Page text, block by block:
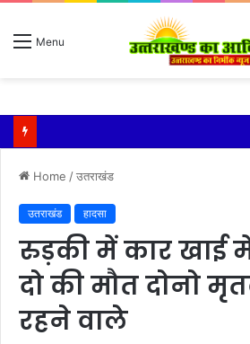
Menu
Home /उतराखंड
उतराखंड हादसा
रुड़की में कार खाई
दो की मौत दोनो
रहने वाले